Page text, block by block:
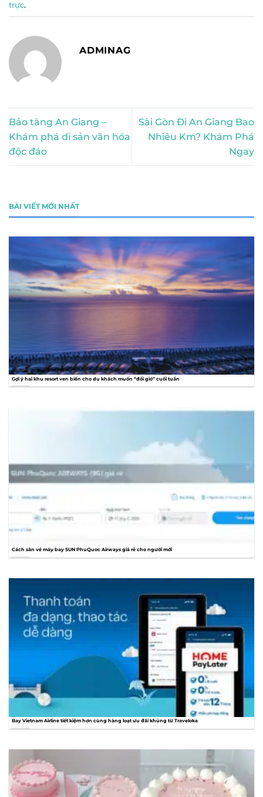
trực.
ADMINAG
Bảo tàng An Giang –
Khám phá di sản văn hóa
độc đáo
Sài Gòn Đi An Giang Bao
Nhiêu Km? Khám Phá
Ngay
BÀI VIẾT MỚI NHẤT
Gợi ý hai khu resort ven biển cho du khách muốn “đổi gió” cuối tuần
Cách săn vé máy bay SUN PhuQuoc Airways giá rẻ cho người mới
Bay Vietnam Airline tiết kiệm hơn cùng hàng loạt ưu đãi khủng từ Traveloka